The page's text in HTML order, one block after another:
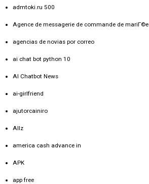
admtoki.ru 500
Agence de messagerie de commande de mariГ©e
agencias de novias por correo
ai chat bot python 10
AI Chatbot News
ai-girlfriend
ajutorcainiro
Allz
america cash advance in
APK
app free